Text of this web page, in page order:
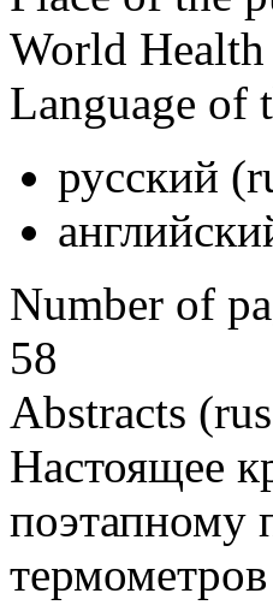
World
Language of
русский
Number of
58
Abstracts
Настоящее
поэтапному